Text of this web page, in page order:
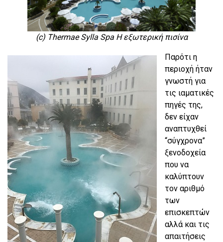
(c) Thermae Sylla Spa Η εξωτερική πισίνα
Παρότι η
περιοχή ήταν
γνωστή για
τις ιαματικές
πηγές της,
δεν είχαν
αναπτυχθεί
“σύγχρονα”
ξενοδοχεία
που να
καλύπτουν
τον αριθμό
των
επισκεπτών
αλλά και τις
απαιτήσεις